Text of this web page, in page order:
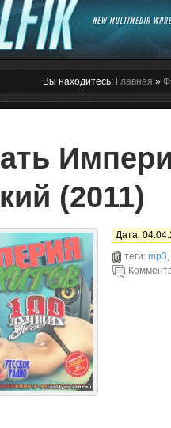
Вы находитесь: Главная »
(2011)
Дата:
теги: mp3,